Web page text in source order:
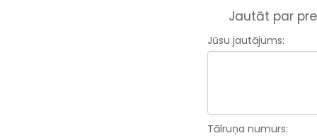
Jautāt par
Jūsu jautājums:
Tālruņa numurs: